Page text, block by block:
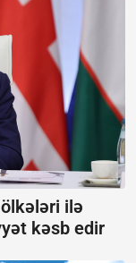
ilə
kəsb edir